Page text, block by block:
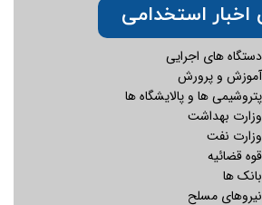
در نظر دارد در این مقاله به
اتاق عمل وزارت بهداشت
این آزمون بپردازد با ما همراه
استخدامی اتاق عمل
های اجرایی
آموزش و پرورش
ها و پالایشگاه ها
بهداشت
نفت
قضائیه
ها
مسلح
اخبار استخدامی